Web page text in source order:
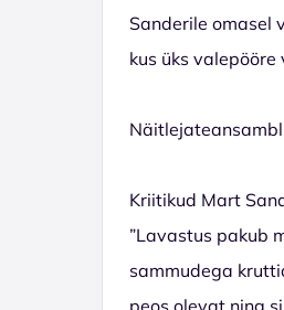
Sanderile omasel
kus üks
Kriitikud Mart
”Lavastus pakub
sammudega
peos olevat ning